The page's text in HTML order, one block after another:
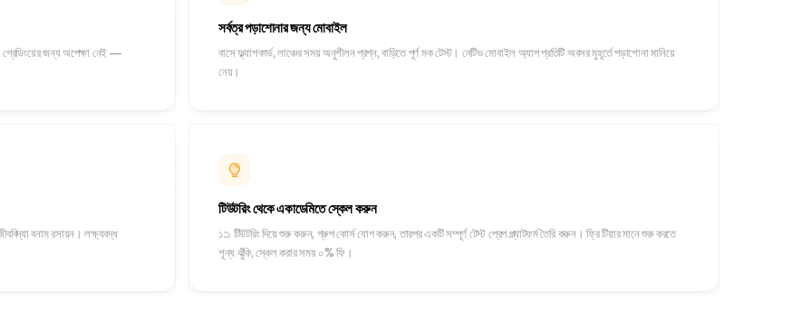
গ্রেডিংয়ের জন্য অপেক্ষা নেই —
সর্বত্র পড়াশোনার জন্য মোবাইল
বাসে ফ্ল্যাশকার্ড, লাঞ্চের সময় অনুশীলন প্রশ্ন, বাড়িতে পূর্ণ মক টেস্ট। নেটিভ মোবাইল অ্যাপ প্রতিটি অবসর মুহূর্তে পড়াশোনা মানিয়ে
নেয়।
বনাম রসায়ন। লক্ষ্যবদ্ধ
টিউটরিং থেকে একাডেমিতে স্কেল করুন
১:১ টিউটরিং দিয়ে শুরু করুন, গ্রুপ কোর্স যোগ করুন, তারপর একটি সম্পূর্ণ টেস্ট প্রেপ প্ল্যাটফর্ম তৈরি করুন। ফ্রি টিয়ার মানে শুরু করতে
শূন্য ঝুঁকি, স্কেল করার সময় ০% ফি।